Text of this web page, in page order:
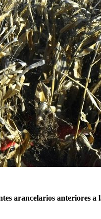
arancelarios anteriores